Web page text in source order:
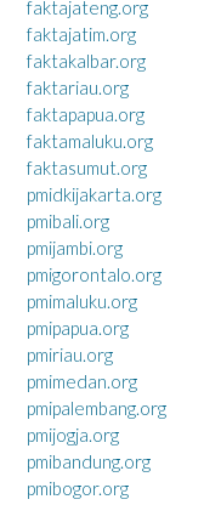
faktajateng.org
faktajatim.org
faktakalbar.org
faktariau.org
faktapapua.org
faktamaluku.org
faktasumut.org
pmidkijakarta.org
pmibali.org
pmijambi.org
pmigorontalo.org
pmimaluku.org
pmipapua.org
pmiriau.org
pmimedan.org
pmipalembang.org
pmijogja.org
pmibandung.org
pmibogor.org